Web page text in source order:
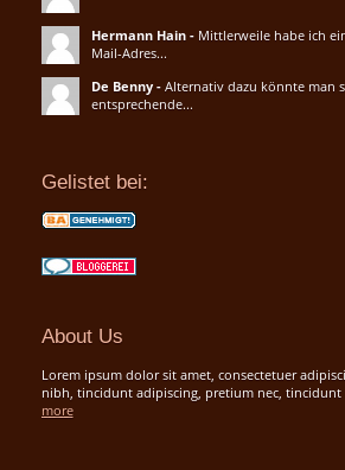
Hermann Hain- Mittlerweile habe ich
Mail-Adres...
De Benny- Alternativ dazu könnte man
entsprechende...
Gelistet bei:
About Us
Lorem ipsum dolor sit amet, consectetuer
nibh, tincidunt adipiscing, pretium nec, tincidunt
more